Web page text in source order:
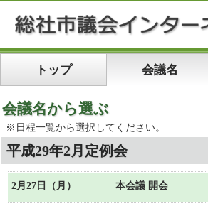
トップ 会議名
会議名から選ぶ
※日程一覧から選択してください。
平成29年2月定例会
2月27日（月） 本会議 開会